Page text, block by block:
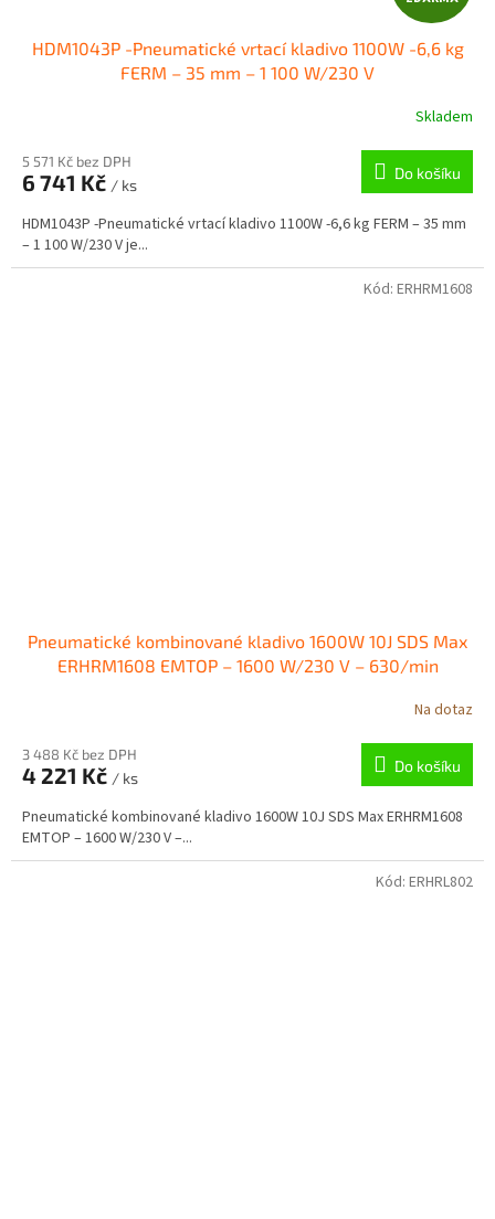
D
A
R
M
A
HDM1043P -Pneumatické vrtací kladivo 1100W -6,6 kg
FERM – 35 mm – 1 100 W/230 V
Skladem
5 571 Kč bez DPH
6 741 Kč / ks
Do košíku
HDM1043P -Pneumatické vrtací kladivo 1100W -6,6 kg FERM – 35 mm
– 1 100 W/230 V je...
Pneumatické kombinované kladivo 1600W 10J SDS Max
ERHRM1608 EMTOP – 1600 W/230 V – 630/min
Na dotaz
3 488 Kč bez DPH
4 221 Kč / ks
Do košíku
Pneumatické kombinované kladivo 1600W 10J SDS Max ERHRM1608
EMTOP – 1600 W/230 V –...
Kód: ERHRM1608
Kód: ERHRL802